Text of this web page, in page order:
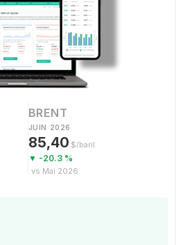
BRENT
JUIN 2026
85,40 $/baril
▼ -20.3 %
vs Mai 2026